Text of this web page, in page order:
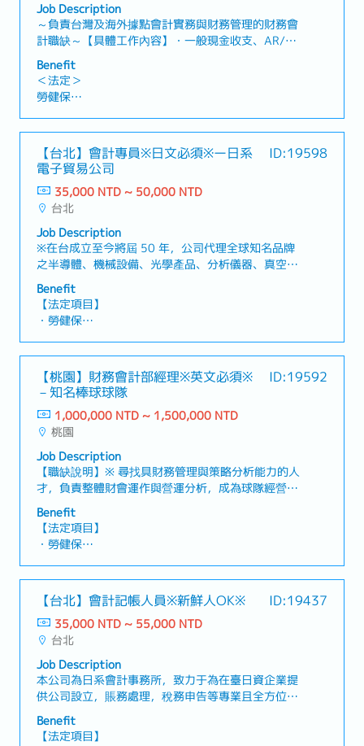
Job Description
～負責台灣及海外據點會計實務與財務管理的財務會
計職缺～【具體工作內容】・一般現金收支、AR/AP
及日常會計業務・會計傳票處理、供應商請款與付款
作業・月結、預算及各類財務報表製作・營業稅、營
所稅申報、調節表製作及會計師事務所對應・蒐集外
部金融資訊與產業資訊，進行分析並提出內部建議・
海外據點相關稅務、會計確認，以及與當地會計師事
不只負責一般會計，也能接觸財務規劃與風險管理等
廣泛業務・可參與海外據點相關的會計與稅務對應・
可在日系集團穩定環境中，長期累積專業能力
Benefit
＜法定＞
勞健保
各種休假(特別休假、婚假、喪假、生理假、產檢
假、陪產假、產假、育嬰假)
退休金
＜公司福利＞
・健康檢查
・年終獎金：平均約２個月（依公司業績浮動）
・員工旅遊
・國內外出差交通補助
【台北】會計專員※日文必須※ー日系
電子貿易公司
ID:19598
35,000 NTD ~ 50,000 NTD
台北
Job Description
※在台成立至今將屆 50 年，公司代理全球知名品牌
之半導體、機械設備、光學產品、分析儀器、真空產
品等。【工作內容】・審核費用憑證並入帳・費用結
帳報表及科目餘額表製作・扣繳及各類稅調節表製
作・傳票裝訂及整理・同仁及主管交辦事務・具SAP
使用經驗者尤佳【公司組織】・全體約65位・部門5
位
Benefit
【法定項目】
・勞健保
・各種休假(特別休假、婚假、喪假、生理假、產檢
假、陪產假、產假、育嬰假)
・退休金
【企業福利制度】
・年終：平均4個月(1年發放2次，依業績浮動)
・優於法規的休假制度
・定期健康檢查（含1天公假）
・員工旅行
・久任員工獎勵
【桃園】財務會計部經理※英文必須※
－知名棒球球隊
ID:19592
1,000,000 NTD ~ 1,500,000 NTD
桃園
Job Description
【職缺說明】※ 尋找具財務管理與策略分析能力的人
才，負責整體財會運作與營運分析，成為球隊經營決
策的重要推動者【工作內容】・負責球隊年度預算編
列、滾動預測與實際執行差異分析，定期提供經營層
與集團所需財務報告・主導月結、季結與年結流程，
確保財務數據準確，定期向日本總公司提交財務報
表、營運分析、現金流預測與特別專案財務資料，確
運、行銷、棒球事務及HR等單位協作，提供財務建
議與數據支援・監督會計日常作業，並與會計師事務
所及審計團隊合作完成查帳與合規工作・管理球隊各
薪酬等）之財務運作，並進行成本效益分析・優化財
務流程與內控制度，確保風險控管與營運效率・支援
資本支出分析、球場營運改善計畫與其他專案評估・
資金管理，確保資金運作健全・帶領並管理4人財會
團隊，負責工作分配、績效管理與專業發展・優化會
Benefit
【法定項目】
・勞健保
・各種休假（特別休假、婚假、喪假、生理假、產檢
假、陪產假、產假、育嬰假）
・退休金
【企業福利】
・年終獎金（平均1個月）
・年節禮金／品：開工紅包、端午禮金、中秋禮金
・結婚禮金、生育禮金、喪葬慰問金
・生日假
・員工團保／意外險／醫療險
・眷屬團保／意外險／醫療險
【台北】會計記帳人員※新鮮人OK※ ID:19437
35,000 NTD ~ 55,000 NTD
台北
Job Description
本公司為日系會計事務所，致力于為在臺日資企業提
供公司設立，賬務處理，稅務申告等專業且全方位的
管理顧問諮詢服務。擴編招募【台北】會計記帳人員
※日文※【工作內容】・所得稅、營業稅申報、關聯
Benefit
【法定項目】